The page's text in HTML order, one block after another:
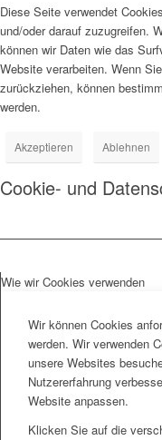
Diese Seite verwendet
und/oder darauf zuzugreifen.
können wir Daten wie das
Website verarbeiten. Wenn
zurückziehen, können
werden.
Akzeptieren Ablehnen
Cookie- und
Wie wir Cookies verwenden
Wir können Cookies
werden. Wir verwenden
unsere Websites
Nutzererfahrung
Website anpassen.
Klicken Sie auf die